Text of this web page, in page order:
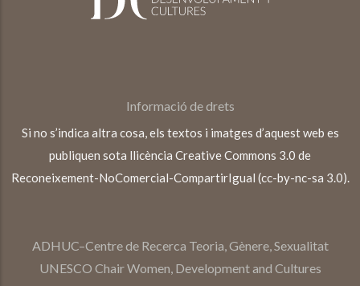
Informació de drets
Si no s’indica altra cosa, els textos i imatges d’aquest web es
publiquen sota llicència Creative Commons 3.0 de
Reconeixement-NoComercial-CompartirIgual (cc-by-nc-sa 3.0).
ADHUC–Centre de Recerca Teoria, Gènere, Sexualitat
UNESCO Chair Women, Development and Cultures